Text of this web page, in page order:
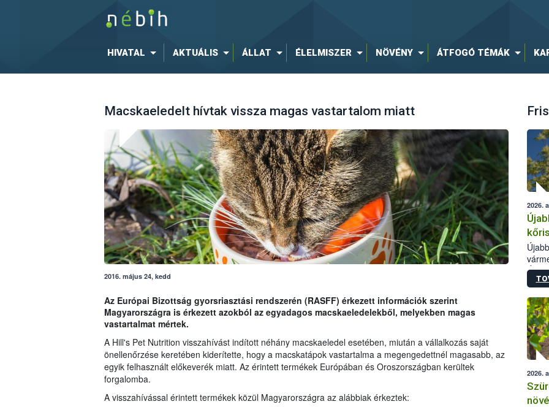
HIVATAL AKTUÁLIS ÁLLAT ÉLELMISZER NÖVÉNY ÁTFOGÓ TÉMÁK
Macskaeledelt hívtak vissza magas vastartalom miatt
2016. május 24, kedd
Az Európai Bizottság gyorsriasztási rendszerén (RASFF) érkezett információk szerint
Magyarországra is érkezett azokból az egyadagos macskaeledelekből, melyekben magas
vastartalmat mértek.
A Hill's Pet Nutrition visszahívást indított néhány macskaeledel esetében, miután a vállalkozás saját
önellenőrzése keretében kiderítette, hogy a macskatápok vastartalma a megengedettnél magasabb, az
egyik felhasznált előkeverék miatt. Az érintett termékek Európában és Oroszországban kerültek
forgalomba.
A visszahívással érintett termékek közül Magyarországra az alábbiak érkeztek:
2026.
2026.